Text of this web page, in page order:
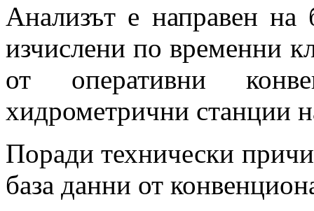
Анализът е направен на
изчислени по временни
от оперативни
хидрометрични станции
Поради технически
база данни от